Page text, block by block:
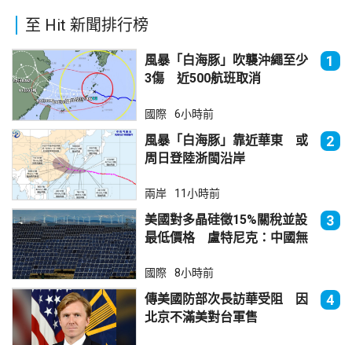
至 Hit 新聞排行榜
風暴「白海豚」吹襲沖繩至少
3傷 近500航班取消
1
國際 6小時前
風暴「白海豚」靠近華東 或
周日登陸浙閩沿岸
2
兩岸 11小時前
美國對多晶硅徵15%關稅並設
最低價格 盧特尼克：中國無
3
國際 8小時前
傳美國防部次長訪華受阻 因
北京不滿美對台軍售
4